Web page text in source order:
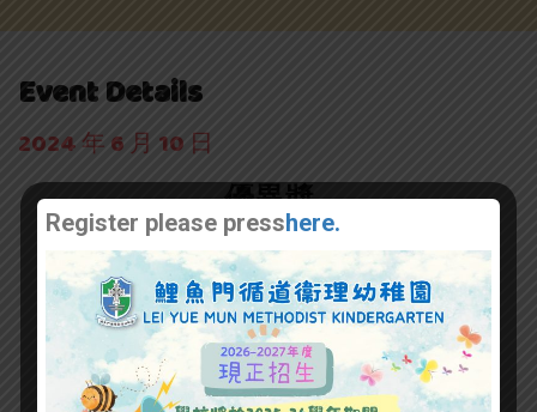
Event Details
2024 年 6 月 10 日
優異奬
得奬活動設計：我愛大自然 追蹤生態遊
Register please presshere.